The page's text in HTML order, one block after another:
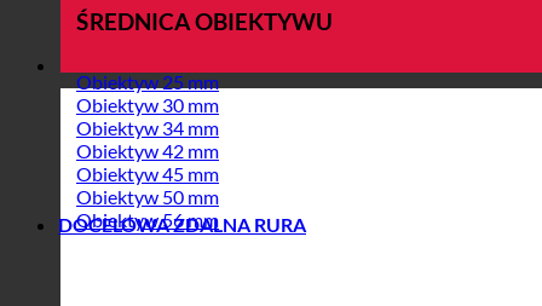
ŚREDNICA OBIEKTYWU
Obiektyw 25 mm
Obiektyw 30 mm
Obiektyw 34 mm
Obiektyw 42 mm
Obiektyw 45 mm
Obiektyw 50 mm
Obiektyw 56 mm
DOCELOWA ZDALNA RURA